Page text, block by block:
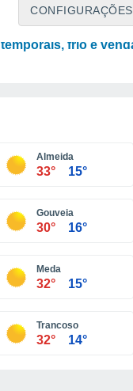
CONFIGURAÇÕES
PREVISÃO
Frente fria traz forte
temporais, frio e
Almeida
33° 15°
Gouveia
30° 16°
Meda
32° 15°
Trancoso
32° 14°